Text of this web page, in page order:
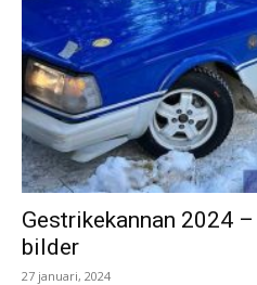
Gestrikekannan 2024
bilder
27 januari, 2024